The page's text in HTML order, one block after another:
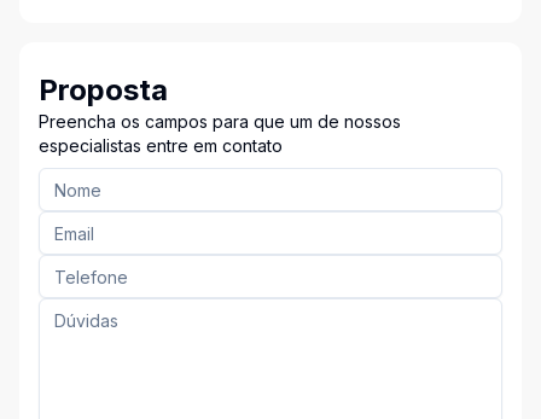
Proposta
Preencha os campos para que um de nossos
especialistas entre em contato